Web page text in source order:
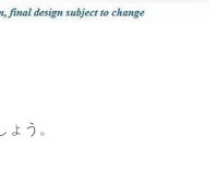
う。